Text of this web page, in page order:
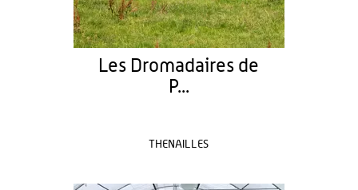
Les Dromadaires de
P...
THENAILLES